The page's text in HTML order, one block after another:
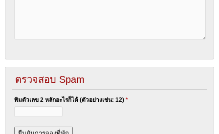
ตรวจสอบ Spam
พิมตัวเลข 2 หลักอะไรก็ได้ (ตัวอย่างเช่น: 12) *